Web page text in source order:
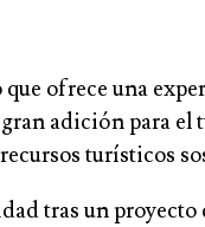
ofrece una
adición
turísticos
tras un